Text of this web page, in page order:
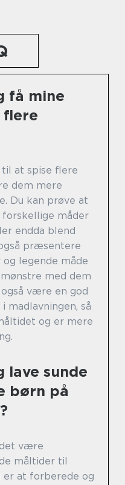
få mine
flere
til at spise flere
dem mere
Du kan prøve at
måder
endda blend
præsentere
legende måde
med dem
være en god
madlavningen, så
og er mere
lave sunde
børn på
det være
måltider til
er at forberede og